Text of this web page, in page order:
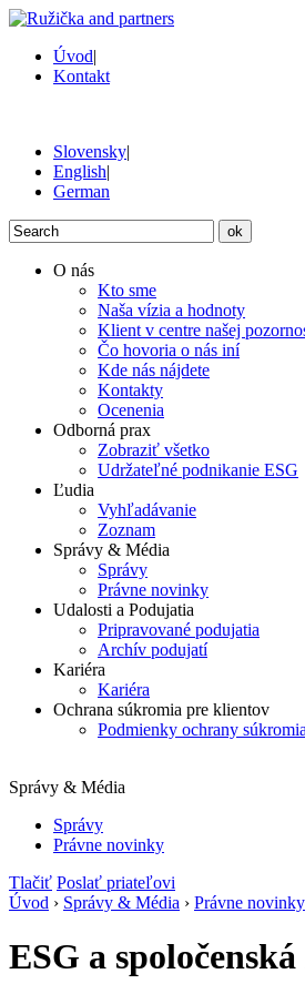
Úvod|
Kontakt
Slovensky|
English|
German
ok
O nás
Kto sme
Naša vízia a hodnoty
Klient v centre našej
Čo hovoria o nás iní
Kde nás nájdete
Kontakty
Ocenenia
Odborná prax
Zobraziť všetko
Udržateľné podnikanie ESG
Ľudia
Vyhľadávanie
Zoznam
Správy & Média
Správy
Právne novinky
Udalosti a Podujatia
Pripravované podujatia
Archív podujatí
Kariéra
Kariéra
Ochrana súkromia pre klientov
Podmienky ochrany
Správy & Média
Správy
Právne novinky
Tlačiť Poslať priateľovi
Úvod › Správy & Média › Právne novinky
ESG a